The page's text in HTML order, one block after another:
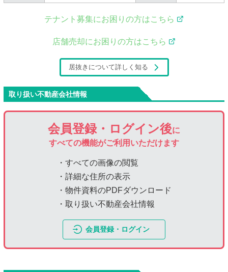
テナント募集にお困りの方はこちら
店舗売却にお困りの方はこちら
居抜きについて詳しく知る
取り扱い不動産会社情報
会員登録・ログイン後に
すべての機能がご利用いただけます
・すべての画像の閲覧
・詳細な住所の表示
・物件資料のPDFダウンロード
・取り扱い不動産会社情報
会員登録・ログイン